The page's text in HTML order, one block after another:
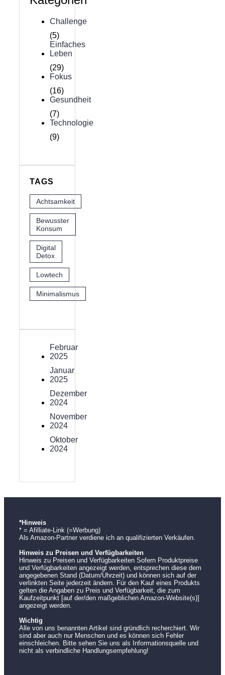
Challenge
(5)
Einfaches
Leben
(29)
Fokus
(16)
Gesundheit
(7)
Technologie
(9)
TAGS
Achtsamkeit
Bewusster
Konsum
Digital
Detox
Lowtech
Minimalismus
Februar
2025
Januar
2025
Dezember
2024
November
2024
Oktober
2024
*Hinweis
* = Afilliate-Link (=Werbung)
Als Amazon-Partner verdiene ich an qualifizierten Verkäufen.
Hinweis zu Preisen und Verfügbarkeiten
Hinweis zu Preisen und Verfügbarkeiten Sofern Produktpreise
und Verfügbarkeiten angezeigt werden, entsprechen diese dem
angegebenen Stand (Datum/Uhrzeit) und können sich auf der
verlinkten Seite jederzeit ändern. Für den Kauf eines Produkts
gelten die Angaben zu Preis und Verfügbarkeit, die zum
Kaufzeitpunkt [auf der/den maßgeblichen Amazon-Website(s)]
angezeigt werden.
Wichtig
Alle von uns benannten Artikel sind gründlich recherchiert. Wir
sind aber auch nur Menschen und es können sich Fehler
einschleichen. Bitte sehen Sie uns als Informationsquelle und
nicht als verbindliche Handlungsempfehlung!